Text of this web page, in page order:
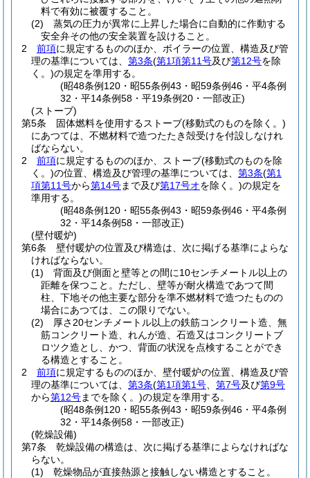
料で有効に被覆すること。
(2)
蒸気の圧力が異常に上昇した場合に自動的に作動する
安全弁その他の安全装置を設けること。
2
前項に規定するもののほか、ボイラーの位置、構造及び管
理の基準については、 第3条(第1項第11号及び第12号を除
く。)の規定を準用する。
(昭48条例120・昭55条例43・昭59条例46・平4条例
32・平14条例58・平19条例20・一部改正)
(ストーブ)
第5条
固体燃料を使用するストーブ(移動式のものを除く。)
にあつては、不燃材料で造つたたき殻受けを付設しなけれ
ばならない。
2
前項に規定するもののほか、ストーブ(移動式のものを除
く。)の位置、構造及び管理の基準については、 第3条(第1
項第11号から第14号まで及び第17号オを除く。)の規定を
準用する。
(昭48条例120・昭55条例43・昭59条例46・平4条例
32・平14条例58・一部改正)
(壁付暖炉)
第6条
壁付暖炉の位置及び構造は、次に掲げる基準によらな
ければならない。
(1)
背面及び側面と壁等との間に10センチメートル以上の
距離を保つこと。 ただし、壁等が耐火構造であつて間
柱、下地その他主要な部分を準不燃材料で造つたものの
場合にあつては、この限りでない。
(2)
厚さ20センチメートル以上の鉄筋コンクリート造、無
筋コンクリート造、れんが造、石造又はコンクリートブ
ロツク造とし、かつ、背面の状況を点検することができ
る構造とすること。
2
前項に規定するもののほか、壁付暖炉の位置、構造及び管
理の基準については、 第3条(第1項第1号 第7号及び第9号
から第12号までを除く。)の規定を準用する。
(昭48条例120・昭55条例43・昭59条例46・平4条例
32・平14条例58・一部改正)
(乾燥設備)
第7条
乾燥設備の構造は、次に掲げる基準によらなければな
らない。
(1)
乾燥物品が直接熱源と接触しない構造とすること。